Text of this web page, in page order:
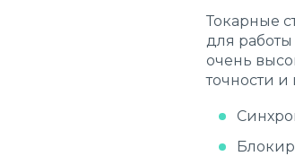
Токарные
для
очень
точности